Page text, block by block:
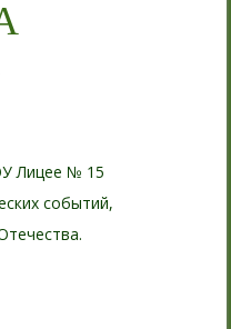
Лицее № 15
событий,